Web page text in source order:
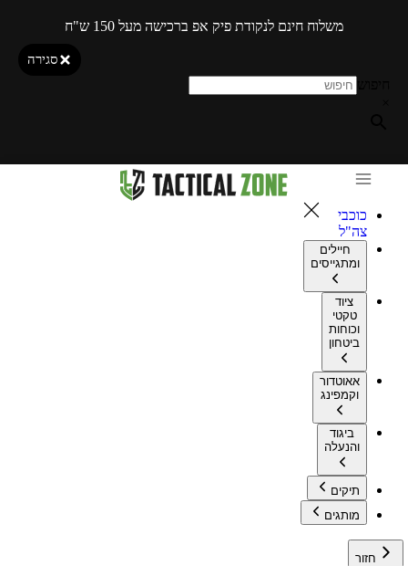
משלוח חינם לנקודת פיק אפ ברכישה מעל 150 ש"ח
סגירה
כוכבי
צה"ל
חיילים
ומתגייסים
ציוד
טקטי
וכוחות
ביטחון
אאוטדור
וקמפינג
ביגוד
והנעלה
תיקים
מותגים
חזור